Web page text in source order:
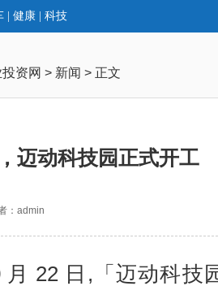
健康 科技
资网 > 新闻 > 正文
迈动科技园正式开工
：admin
月 22 日,「迈动科技